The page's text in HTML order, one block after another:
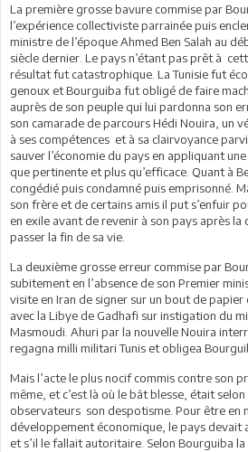
La première grosse bavure commise par
l’expérience collectiviste parrainée puis
ministre de l’époque Ahmed Ben Salah au
siècle dernier. Le pays n’étant pas prêt à
résultat fut catastrophique. La Tunisie fut
genoux et Bourguiba fut obligé de faire
auprès de son peuple qui lui pardonna son
son camarade de parcours Hédi Nouira, un
à ses compétences et à sa clairvoyance
sauver l’économie du pays en appliquant
que pertinente et plus qu’efficace. Quant à
congédié puis condamné puis emprisonné.
son frère et de certains amis il put s’enfuir
en exile avant de revenir à son pays après
passer la fin de sa vie.
La deuxième grosse erreur commise par
subitement en l’absence de son Premier
visite en Iran de signer sur un bout de papier
avec la Libye de Gadhafi sur instigation du
Masmoudi. Ahuri par la nouvelle Nouira
regagna milli militari Tunis et obligea
Mais l’acte le plus nocif commis contre son
même, et c’est là où le bât blesse, était selon
observateurs son despotisme. Pour être en
développement économique, le pays
et s’il le fallait autoritaire. Selon Bourguiba